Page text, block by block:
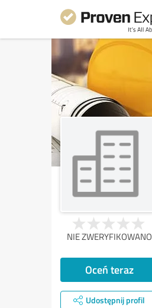
NIE ZWERYFIKOWANO
Oceń teraz
Udostępnij profil